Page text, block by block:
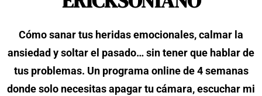
Cómo sanar tus heridas emocionales, calmar la
ansiedad y soltar el pasado… sin tener que hablar de
tus problemas. Un programa online de 4 semanas
donde solo necesitas apagar tu cámara, escuchar mi